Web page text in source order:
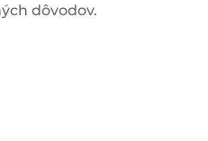
dôvodov.